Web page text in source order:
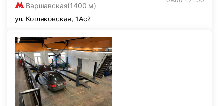
Варшавская(1400 м)
ул. Котляковская, 1Ас2